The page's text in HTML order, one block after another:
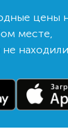
цены
месте,